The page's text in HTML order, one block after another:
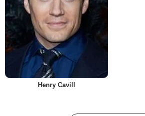
Henry Cavill